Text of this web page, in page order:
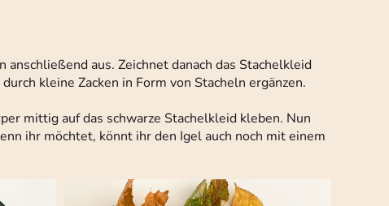
aus. Zeichnet danach das Stachelkleid
kleine Zacken in Form von Stacheln ergänzen.
mittig auf das schwarze Stachelkleid kleben. Nun
ihr möchtet, könnt ihr den Igel auch noch mit einem